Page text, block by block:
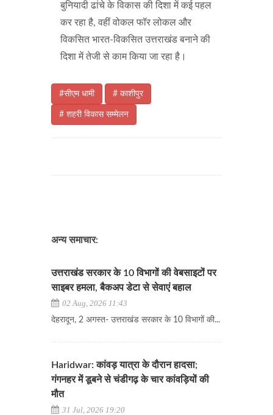
बुनियादी ढांचे के विकास की दिशा में कई पहल
कर रहा है, वहीं वोकल फॉर लोकल और
विकसित भारत-विकसित उत्तराखंड बनाने की
दिशा में तेजी से काम किया जा रहा है।
#सीएम धामी # काशीपुर
# शहरी विकास सम्मेलन
अन्य समाचार:
उत्तराखंड सरकार के 10 विभागों की वेबसाइटों पर
साइबर हमला, बैकअप डेटा से सेवाएं बहाल
02 Aug, 2026 11:43
देहरादून, 2 अगस्त- उत्तराखंड सरकार के 10 विभागों की...
Haridwar: कांवड़ यात्रा के दौरान हादसा;
गंगनहर में डूबने से चंडीगढ़ के चार कांवड़ियों की
मौत
31 Jul, 2026 19:20